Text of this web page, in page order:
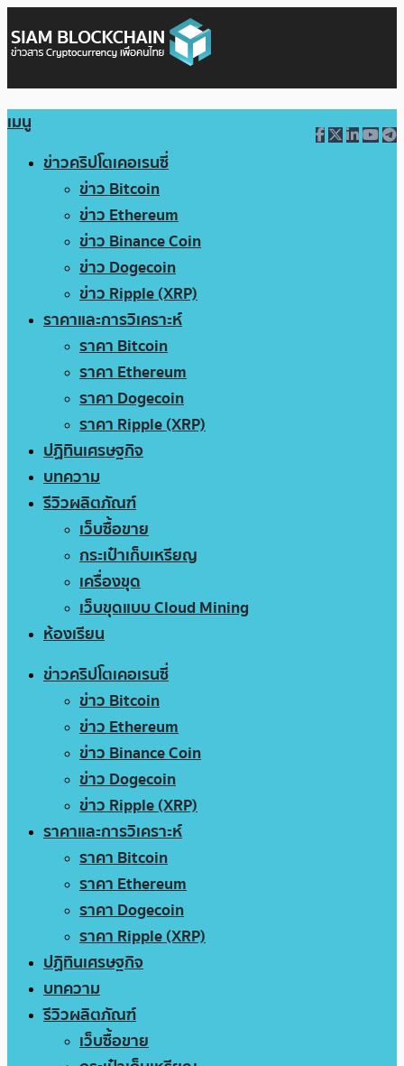
เมนู
ข่าวคริปโตเคอเรนซี่
ข่าว Bitcoin
ข่าว Ethereum
ข่าว Binance Coin
ข่าว Dogecoin
ข่าว Ripple (XRP)
ราคาและการวิเคราะห์
ราคา Bitcoin
ราคา Ethereum
ราคา Dogecoin
ราคา Ripple (XRP)
ปฏิทินเศรษฐกิจ
บทความ
รีวิวผลิตภัณฑ์
เว็บซื้อขาย
กระเป๋าเก็บเหรียญ
เครื่องขุด
เว็บขุดแบบ Cloud Mining
ห้องเรียน
ข่าวคริปโตเคอเรนซี่
ข่าว Bitcoin
ข่าว Ethereum
ข่าว Binance Coin
ข่าว Dogecoin
ข่าว Ripple (XRP)
ราคาและการวิเคราะห์
ราคา Bitcoin
ราคา Ethereum
ราคา Dogecoin
ราคา Ripple (XRP)
ปฏิทินเศรษฐกิจ
บทความ
รีวิวผลิตภัณฑ์
เว็บซื้อขาย